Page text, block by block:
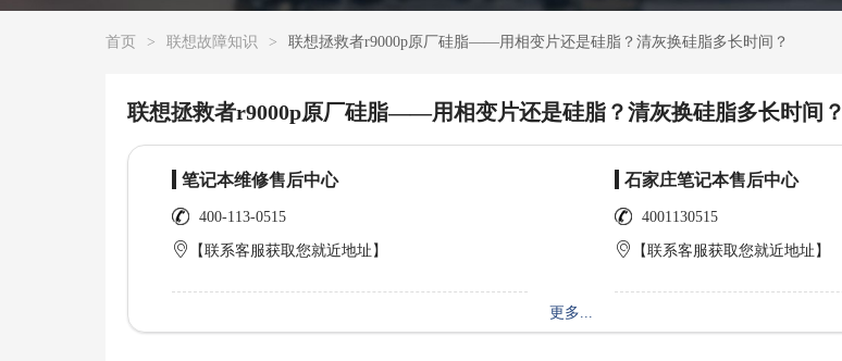
首页 > 联想故障知识 > 联想拯救者r9000p原厂硅脂——用相变片还是硅脂？清灰换硅脂多长时间？
联想拯救者r9000p原厂硅脂——用相变片还是硅脂？清灰换硅脂多长时间？
笔记本维修售后中心
400-113-0515
【联系客服获取您就近地址】
石家庄笔记本售后中心
4001130515
【联系客服获取您就近地址】
更多...